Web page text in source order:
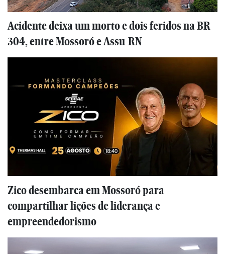
Acidente deixa um morto e dois feridos na BR
304, entre Mossoró e Assu-RN
Zico desembarca em Mossoró para
compartilhar lições de liderança e
empreendedorismo